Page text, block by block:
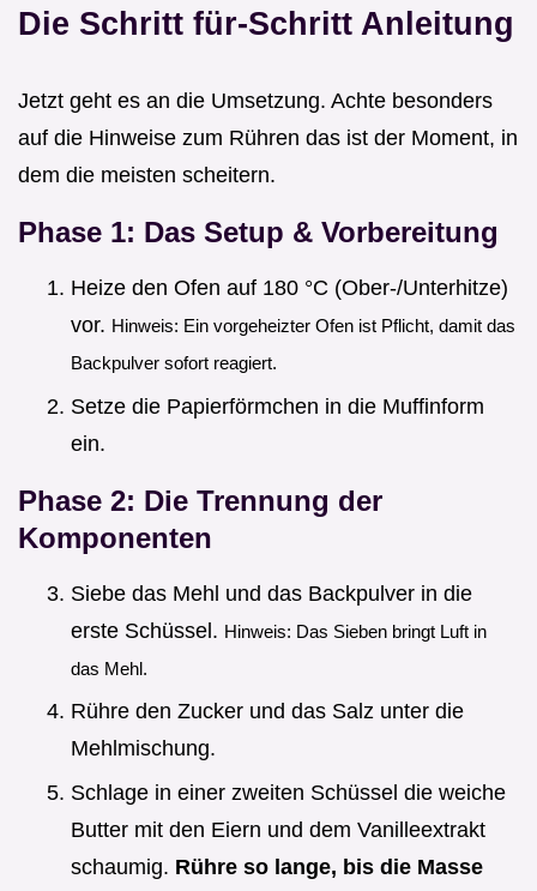
Die Schritt für-Schritt Anleitung
Jetzt geht es an die Umsetzung. Achte besonders
auf die Hinweise zum Rühren das ist der Moment, in
dem die meisten scheitern.
Phase 1: Das Setup & Vorbereitung
Heize den Ofen auf 180 °C (Ober-/Unterhitze)
vor. Hinweis: Ein vorgeheizter Ofen ist Pflicht, damit das
Backpulver sofort reagiert.
Setze die Papierförmchen in die Muffinform
ein.
Phase 2: Die Trennung der
Komponenten
Siebe das Mehl und das Backpulver in die
erste Schüssel. Hinweis: Das Sieben bringt Luft in
das Mehl.
Rühre den Zucker und das Salz unter die
Mehlmischung.
Schlage in einer zweiten Schüssel die weiche
Butter mit den Eiern und dem Vanilleextrakt
schaumig. Rühre so lange, bis die Masse